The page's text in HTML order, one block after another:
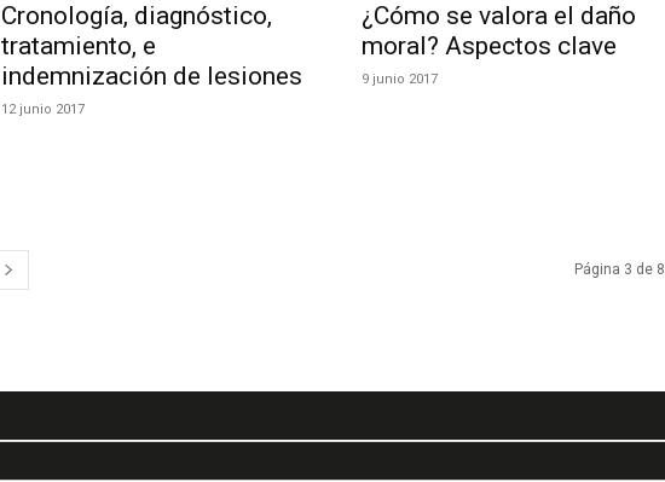
Cronología, diagnóstico,
tratamiento, e
indemnización de lesiones
12 junio 2017
¿Cómo se valora el daño
moral? Aspectos clave
9 junio 2017
Página 3 de 8